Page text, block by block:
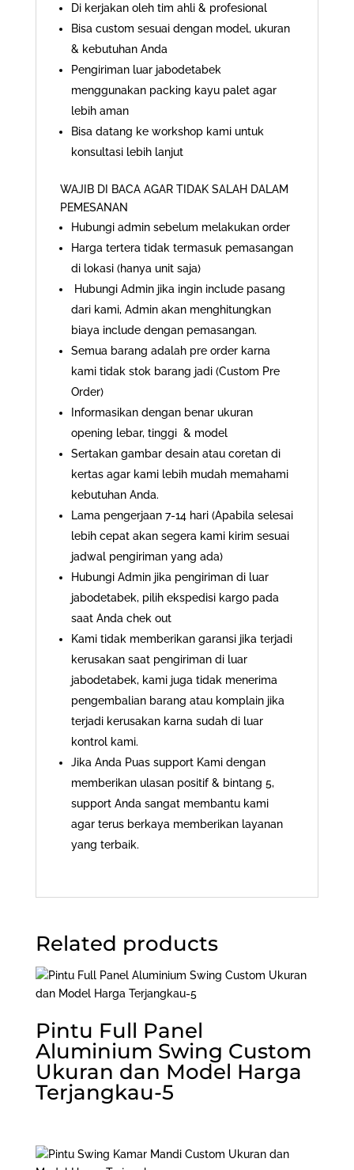
Di kerjakan oleh tim ahli & profesional
Bisa custom sesuai dengan model, ukuran
& kebutuhan Anda
Pengiriman luar jabodetabek
menggunakan packing kayu palet agar
lebih aman
Bisa datang ke workshop kami untuk
konsultasi lebih lanjut
WAJIB DI BACA AGAR TIDAK SALAH DALAM
PEMESANAN
Hubungi admin sebelum melakukan order
Harga tertera tidak termasuk pemasangan
di lokasi (hanya unit saja)
Hubungi Admin jika ingin include pasang
dari kami, Admin akan menghitungkan
biaya include dengan pemasangan.
Semua barang adalah pre order karna
kami tidak stok barang jadi (Custom Pre
Order)
Informasikan dengan benar ukuran
opening lebar, tinggi & model
Sertakan gambar desain atau coretan di
kertas agar kami lebih mudah memahami
kebutuhan Anda.
Lama pengerjaan 7-14 hari (Apabila selesai
lebih cepat akan segera kami kirim sesuai
jadwal pengiriman yang ada)
Hubungi Admin jika pengiriman di luar
jabodetabek, pilih ekspedisi kargo pada
saat Anda chek out
Kami tidak memberikan garansi jika terjadi
kerusakan saat pengiriman di luar
jabodetabek, kami juga tidak menerima
pengembalian barang atau komplain jika
terjadi kerusakan karna sudah di luar
kontrol kami.
Jika Anda Puas support Kami dengan
memberikan ulasan positif & bintang 5,
support Anda sangat membantu kami
agar terus berkaya memberikan layanan
yang terbaik.
Related products
Pintu Full Panel
Aluminium Swing Custom
Ukuran dan Model Harga
Terjangkau-5